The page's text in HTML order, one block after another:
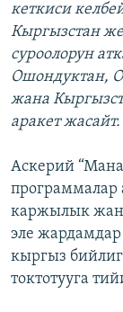
кеткиси
Кыргызстан
суроолорун
Ошондуктан,
жана
аракет жасайт.
Аскерий
программалар
каржылык
эле
кыргыз
токтотууга